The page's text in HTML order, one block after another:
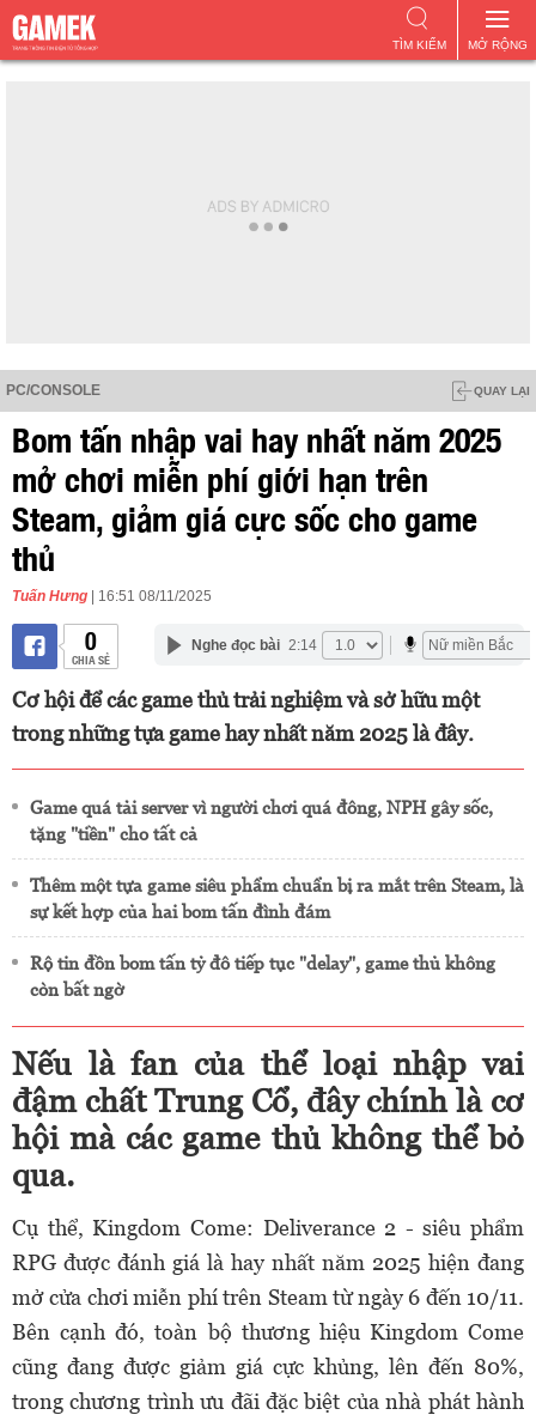
MỞ RỘNG
TÌM KIẾM
PC/CONSOLE QUAY LẠI
Bom tấn nhập vai hay nhất năm 2025
mở chơi miễn phí giới hạn trên
Steam, giảm giá cực sốc cho game
thủ
Tuấn Hưng | 16:51 08/11/2025
0
CHIA SẺ
Nghe đọc bài 2:14
Cơ hội để các game thủ trải nghiệm và sở hữu một
trong những tựa game hay nhất năm 2025 là đây.
Game quá tải server vì người chơi quá đông, NPH gây sốc,
tặng "tiền" cho tất cả
Thêm một tựa game siêu phẩm chuẩn bị ra mắt trên Steam, là
sự kết hợp của hai bom tấn đình đám
Rộ tin đồn bom tấn tỷ đô tiếp tục "delay", game thủ không
còn bất ngờ
Nếu là fan của thể loại nhập vai
đậm chất Trung Cổ, đây chính là cơ
hội mà các game thủ không thể bỏ
qua.
Cụ thể, Kingdom Come: Deliverance 2 - siêu phẩm
RPG được đánh giá là hay nhất năm 2025 hiện đang
mở cửa chơi miễn phí trên Steam từ ngày 6 đến 10/11.
Bên cạnh đó, toàn bộ thương hiệu Kingdom Come
cũng đang được giảm giá cực khủng, lên đến 80%,
trong chương trình ưu đãi đặc biệt của nhà phát hành